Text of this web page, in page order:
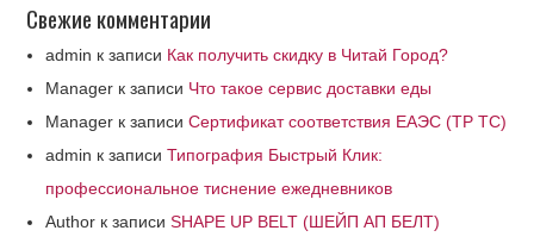
Свежие комментарии
admin к записи Как получить скидку в Читай Город?
Manager к записи Что такое сервис доставки еды
Manager к записиСертификат соответствия ЕАЭС (ТР ТС)
admin к записиТипография Быстрый Клик:
профессиональное тиснение ежедневников
Author к записиSHAPE UP BELT (ШЕЙП АП БЕЛТ)